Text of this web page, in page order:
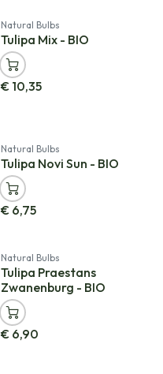
Natural Bulbs
Tulipa Mix - BIO
€ 10,35
Natural Bulbs
Tulipa Novi Sun - BIO
€ 6,75
Natural Bulbs
Tulipa Praestans
Zwanenburg - BIO
€ 6,90